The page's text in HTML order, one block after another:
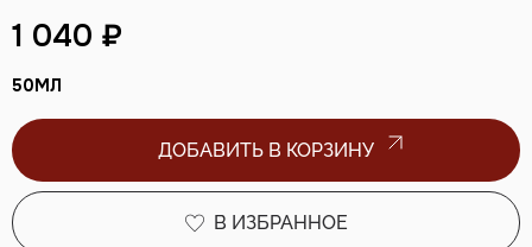
1 040 ₽
50 МЛ
ДОБАВИТЬ В КОРЗИНУ
В ИЗБРАННОЕ